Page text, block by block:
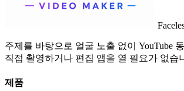
주제를 바탕으로 얼굴 노출 없이 YouTube
직접 촬영하거나 편집 앱을 열 필요가 없습
제품